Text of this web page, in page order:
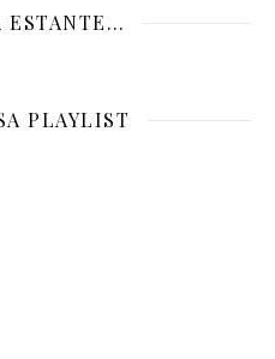
ESTANTE…
PLAYLIST